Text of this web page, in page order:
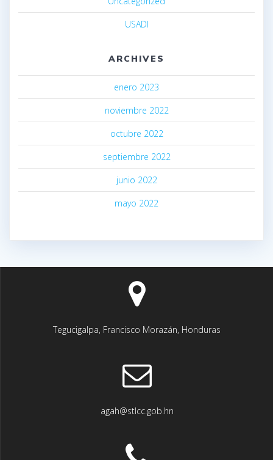
USADI
ARCHIVES
enero 2023
noviembre 2022
octubre 2022
septiembre 2022
junio 2022
mayo 2022
Tegucigalpa, Francisco Morazán, Honduras
agah@stlcc.gob.hn